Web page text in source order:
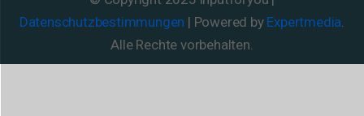
Datenschutzbestimmungen | Powered by Expertmedia
Alle Rechte vorbehalten.